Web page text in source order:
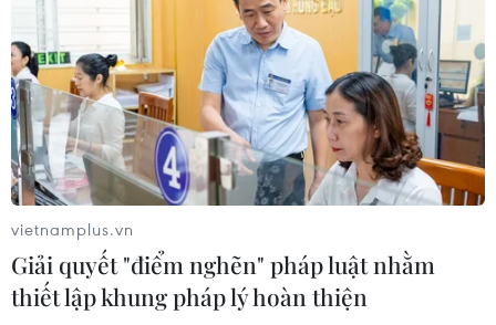
bổ sung 540 chỉ tiêu lớp 10 công lập
10/08/2026 13:11
Từ năm 2027, đưa vào vận hành Nền
tảng quản lý cấp cứu ngoại viện toàn
quốc
10/08/2026 13:10
Thành lập Ủy ban quốc gia về an
vietnamplus.vn
Giải quyết "điểm nghẽn" pháp luật nhằm
thiết lập khung pháp lý hoàn thiện